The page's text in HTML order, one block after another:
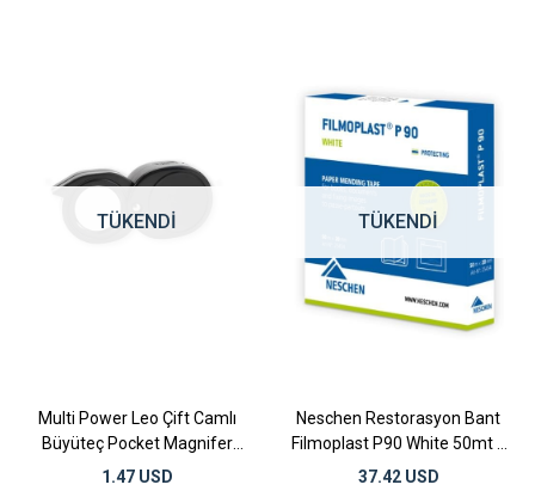
TÜKENDI
Multi Power Leo Çift Camlı
Büyüteç Pocket Magnifer
No:MP20
1.47 USD
TÜKENDI
Neschen Restorasyon Bant
Filmoplast P90 White 50mt x
20mm
37.42 USD